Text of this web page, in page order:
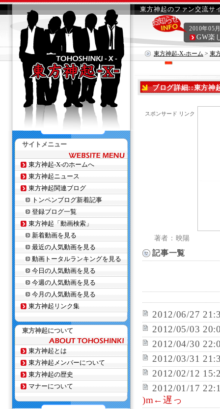
東方神起のファン交流サ
東方神起-X-ホーム > 東
～
2010年05
GW楽
ブログ詳細::東方
スポンサード リンク
著者：映陽
記事一覧
2012/06/27
2012/05/03
2012/04/30
2012/03/31
2012/02/12
2012/01/17
)m←遅っ
サイトメニュー
東方神起-X-のホームへ
東方神起ニュース
東方神起関連ブログ
トンペンブログ新着記事
登録ブログ一覧
東方神起「動画検索」
新着動画を見る
最近の人気動画を見る
動画トータルランキングを見る
今日の人気動画を見る
今週の人気動画を見る
今月の人気動画を見る
東方神起リンク集
東方神起について
東方神起とは
東方神起メンバーについて
東方神起の歴史
マナーについて